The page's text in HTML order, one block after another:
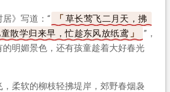
》写道：“
草长莺飞二月天，拂
散学归来早，忙趁东风放纸鸢
”，
明媚景色，还有孩童趁着大好春光
，柔软的柳枝轻拂堤岸，郊野春烟袅